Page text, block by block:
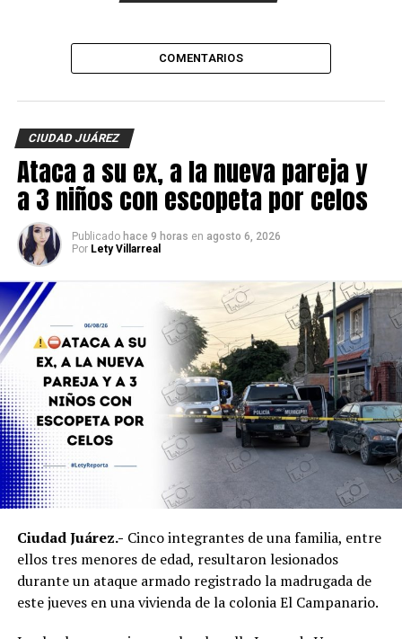
COMENTARIOS
CIUDAD JUÁREZ
Ataca a su ex, a la nueva pareja y
a 3 niños con escopeta por celos
Publicado hace 9 horas en agosto 6, 2026
Por Lety Villarreal
Ciudad Juárez.- Cinco integrantes de una familia, entre
ellos tres menores de edad, resultaron lesionados
durante un ataque armado registrado la madrugada de
este jueves en una vivienda de la colonia El Campanario.